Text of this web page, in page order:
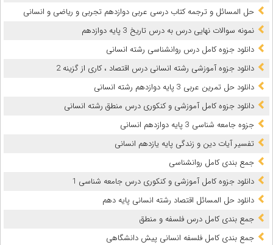
حل المسائل و ترجمه کتاب درسی عربی دوازدهم تجربی و ریاضی و انسانی
نمونه سوالات نهایی درس به درس تاریخ 3 پایه دوازدهم
دانلود جزوه کامل درس روانشناسی رشته انسانی
دانلود جزوه آموزشی رشته انسانی درس اقتصاد ، کاری از گزینه 2
دانلود حل تمرین عربی 3 پایه دوازدهم رشته انسانی
دانلود جزوه کامل آموزشی و کنکوری درس منطق رشته انسانی
جزوه جامعه شناسی 3 پایه دوازدهم انسانی
تفسیر آیات دین و زندگی پایه یازدهم انسانی
جمع بندی کامل روانشناسی
دانلود جزوه کامل آموزشی و کنکوری درس جامعه شناسی 1
دانلود حل المسائل اقتصاد رشته انسانی پایه دهم
جمع بندی کامل درس فلسفه و منطق
جمع بندی کامل فلسفه انسانی پیش دانشگاهی